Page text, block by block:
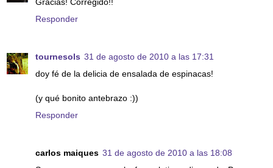
Responder
tournesols 31 de agosto de 2010 a las 17:31
doy fé de la delicia de ensalada de espinacas!
(y qué bonito antebrazo :))
Responder
carlos maiques 31 de agosto de 2010 a las 18:08